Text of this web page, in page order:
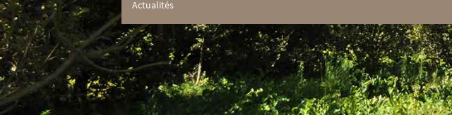
Actualités